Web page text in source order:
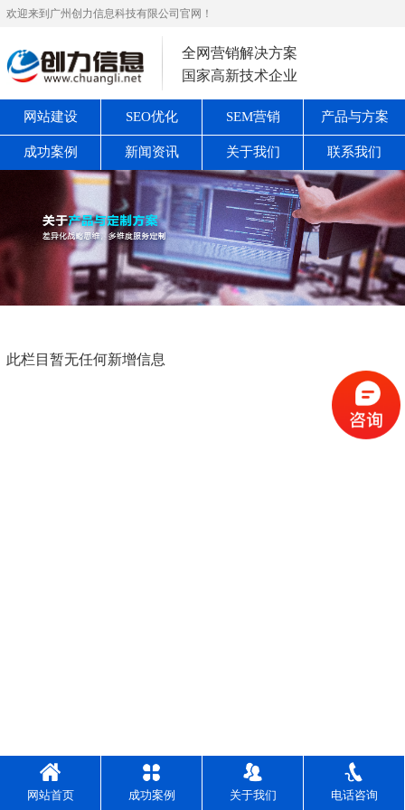
欢迎来到广州创力信息科技有限公司官网！
全网营销解决方案
国家高新技术企业
网站建设 SEO优化 SEM营销 产品与方案
成功案例 新闻资讯 关于我们 联系我们
此栏目暂无任何新增信息
网站首页 成功案例 关于我们 电话咨询